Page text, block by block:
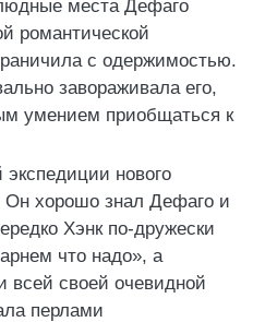
места Дефаго
романтической
с одержимостью.
завораживала его,
умением приобщаться к
нового
Он хорошо знал Дефаго и
Хэнк по-дружески
что надо», а
всей своей очевидной
перлами